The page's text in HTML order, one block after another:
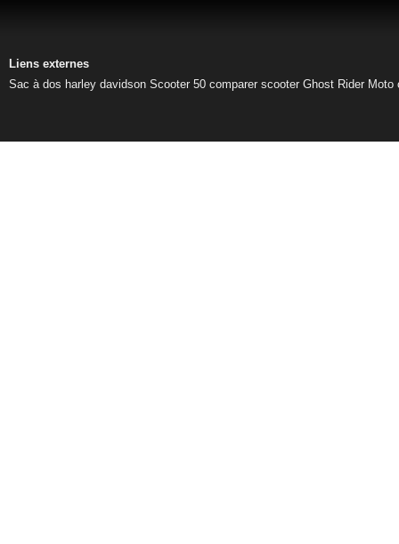
Liens externes
Sac à dos harley davidson Scooter 50 comparer scooter Ghost Rider Moto